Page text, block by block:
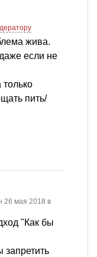
жива.
если не
пить/
26 мая 2018 в
"Как бы
запретить